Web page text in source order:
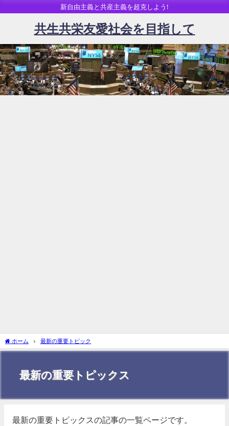
新自由主義と共産主義を超克しよう!
共生共栄友愛社会を目指して
ホーム 最新の重要トピック
最新の重要トピックス
最新の重要トピックスの記事の一覧ページです。